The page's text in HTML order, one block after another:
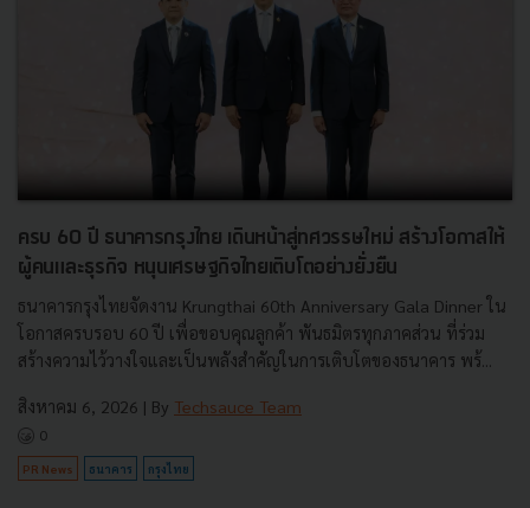
ครบ 60 ปี ธนาคารกรุงไทย เดินหน้าสู่ทศวรรษใหม่ สร้างโอกาสให้
ผู้คนและธุรกิจ หนุนเศรษฐกิจไทยเติบโตอย่างยั่งยืน
ธนาคารกรุงไทยจัดงาน Krungthai 60th Anniversary Gala Dinner ใน
โอกาสครบรอบ 60 ปี เพื่อขอบคุณลูกค้า พันธมิตรทุกภาคส่วน ที่ร่วม
สร้างความไว้วางใจและเป็นพลังสำคัญในการเติบโตของธนาคาร พร้...
สิงหาคม 6, 2026 | By Techsauce Team
0
PR News ธนาคาร กรุงไทย